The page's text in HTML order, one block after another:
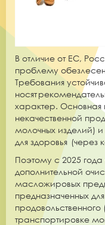
В отличие от ЕС,
проблему
Требования
носят
характер. Основная
некачественной
молочных изделий)
для здоровья (через
Поэтому с 2025
дополнительной
масложировых
предназначенных
транспортировке